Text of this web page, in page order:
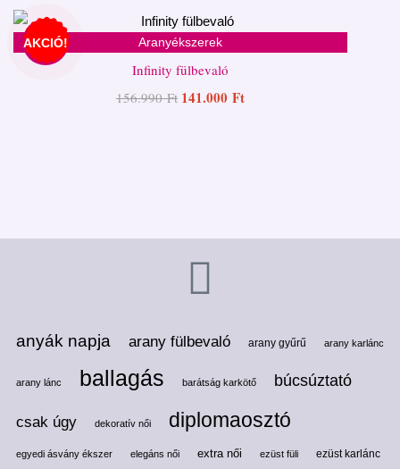
AKCIÓ! Aranyékszerek
Infinity fülbevaló
156.990Ft 141.000 Ft
anyák napja arany fülbevaló arany gyűrű arany karlánc
arany lánc ballagás barátság karkötő búcsúztató
csak úgy dekoratív női diplomaosztó
egyedi ásvány ékszer elegáns női extra női ezüst füli ezüst karlánc